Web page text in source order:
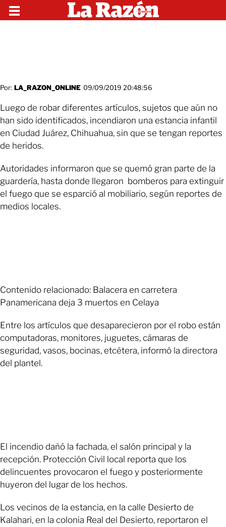
Por: LA_RAZON_ONLINE 09/09/2019 20:48:56
Luego de robar diferentes artículos, sujetos que aún no
han sido identificados, incendiaron una estancia infantil
en Ciudad Juárez, Chihuahua, sin que se tengan reportes
de heridos.
Autoridades informaron que se quemó gran parte de la
guardería, hasta donde llegaron bomberos para extinguir
el fuego que se esparció al mobiliario, según reportes de
medios locales.
Contenido relacionado: Balacera en carretera
Panamericana deja 3 muertos en Celaya
Entre los artículos que desaparecieron por el robo están
computadoras, monitores, juguetes, cámaras de
seguridad, vasos, bocinas, etcétera, informó la directora
del plantel.
El incendio dañó la fachada, el salón principal y la
recepción. Protección Civil local reporta que los
delincuentes provocaron el fuego y posteriormente
huyeron del lugar de los hechos.
Los vecinos de la estancia, en la calle Desierto de
Kalahari, en la colonia Real del Desierto, reportaron el